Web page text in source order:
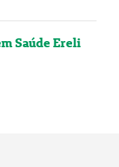
Saúde Ereli